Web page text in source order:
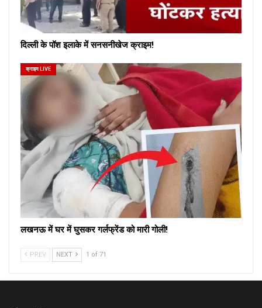
दिल्ली के पॉश इलाके में सनसनीखेज क्राइम!
क्राइम LIVE
लखनऊ में घर में घुसकर गर्लफ्रेंड को मारी गोली!
PREV NEXT 1 of 71